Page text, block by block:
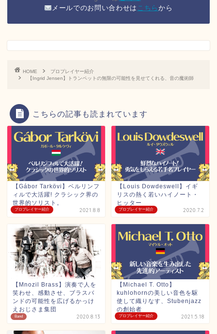
メールでのお問い合わせは こちらから
HOME
プロプレイヤー紹介
【Ingrid Jensen】トランペットの無限の可能性を見せてくれる、音の魔術師
こちらの記事も読まれています
プロプレイヤー紹介
【Gábor Tarkövi】ベルリンフ
ィルで大活躍! クラシック界の
世界的ソリスト。
2021.8.8 プロプレイヤー紹介
【Louis Dowdeswell】イギ
リスの熱く若いハイノート・
ヒッター
2020.7.2
Band
【Mnozil Brass】演奏で人を
笑わせ、感動させ、ブラスバ
ンドの可能性を広げるかっけ
えおじさま集団
2020.8.13 プロプレイヤー紹介
【Michael T. Otto】
kuhlohornの美しい音色を駆
使して織りなす、Stubenjazz
の創始者
2021.5.18